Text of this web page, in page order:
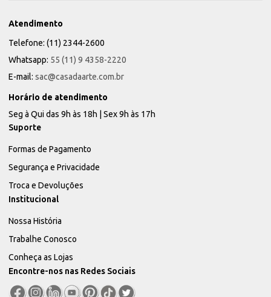
Atendimento
Telefone: (11) 2344-2600
Whatsapp: 55 (11) 9 4358-2220
E-mail: sac@casadaarte.com.br
Horário de atendimento
Seg à Qui das 9h às 18h | Sex 9h às 17h
Suporte
Formas de Pagamento
Segurança e Privacidade
Troca e Devoluções
Institucional
Nossa História
Trabalhe Conosco
Conheça as Lojas
Encontre-nos nas Redes Sociais